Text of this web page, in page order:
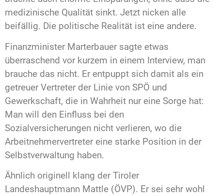
medizinische Qualität sinkt. Jetzt nicken alle
beifällig. Die politische Realität ist eine andere.
Finanzminister Marterbauer sagte etwas
überraschend vor kurzem in einem Interview, man
brauche das nicht. Er entpuppt sich damit als ein
getreuer Vertreter der Linie von SPÖ und
Gewerkschaft, die in Wahrheit nur eine Sorge hat:
Man will den Einfluss bei den
Sozialversicherungen nicht verlieren, wo die
Arbeitnehmervertreter eine starke Position in der
Selbstverwaltung haben.
Ähnlich originell klang der Tiroler
Landeshauptmann Mattle (ÖVP). Er sei sehr wohl